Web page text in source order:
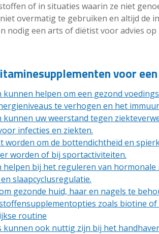
of in situaties waarin ze niet
overmatig te gebruiken en altijd de
nodig een arts of diëtist voor advies op
voor
helpen om een ​​gezond
te verhogen en het
kunnen uw weerstand tegen
infecties en ziekten.
worden om de bottendichtheid en
worden of bij sportactiviteiten.
bij het reguleren van hormonale
slaapcyclusregulatie.
gezonde huid, haar en nagels te
zoals biotine
routine
kunnen ook nuttig zijn bij het